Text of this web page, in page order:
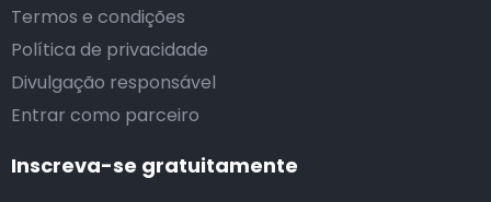
Termos e condições
Política de privacidade
Divulgação responsável
Entrar como parceiro
Inscreva-se gratuitamente